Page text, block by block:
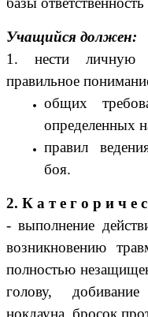
Учащийся должен:
1. нести личную
правильное
общих
определенных
правил
боя.
2. К а т е г о р и ч е
- выполнение
возникновению
полностью
голову,
нокдауна, бросок